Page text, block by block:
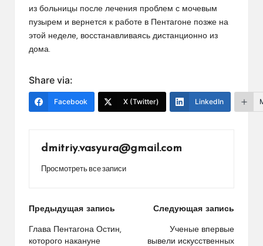
из больницы после лечения проблем с мочевым
пузырем и вернется к работе в Пентагоне позже на
этой неделе, восстанавливаясь дистанционно из
дома.
Share via:
Facebook X (Twitter) LinkedIn
dmitriy.vasyura@gmail.com
Просмотреть все записи
Навигация
по
Предыдущая запись
Глава Пентагона Остин,
которого накануне
Следующая запись
Ученые впервые
вывели искусственных